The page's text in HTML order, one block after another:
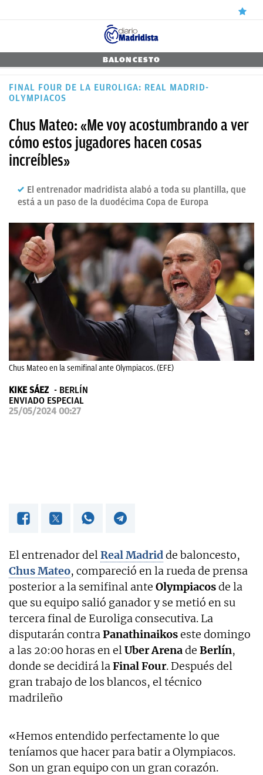
REAL
MADRID
BALONCESTO
CANTERA
FICHAJES
FEMENINO
PAPARAZZI
OKDIARIO
BALONCESTO
FINAL FOUR DE LA EUROLIGA: REAL MADRID-
OLYMPIACOS
Chus Mateo: «Me voy acostumbrando a ver
cómo estos jugadores hacen cosas
increíbles»
El entrenador madridista alabó a toda su plantilla, que
está a un paso de la duodécima Copa de Europa
Chus Mateo en la semifinal ante Olympiacos. (EFE)
KIKE SÁEZ
BERLÍN
ENVIADO ESPECIAL
25/05/2024 00:27
El entrenador delReal Madridde baloncesto,
Chus Mateo, compareció en la rueda de prensa
posterior a la semifinal ante Olympiacosde la
que su equipo salió ganador y se metió en su
tercera final de Euroliga consecutiva. La
disputarán contraPanathinaikoseste domingo
a las 20:00 horas en elUber Arenade Berlín,
donde se decidirá laFinal Four. Después del
gran trabajo de los blancos, el técnico
madrileño
«Hemos entendido perfectamente lo que
teníamos que hacer para batir a Olympiacos.
Son un gran equipo con un gran corazón.